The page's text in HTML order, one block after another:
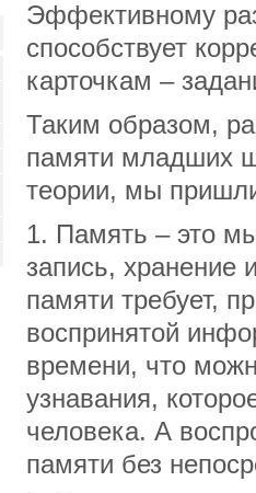
Эффективному
способствует
карточкам –
Таким образом,
памяти младших
теории, мы
1. Память – это
запись, хранение
памяти требует,
воспринятой
времени, что
узнавания,
человека. А
памяти без